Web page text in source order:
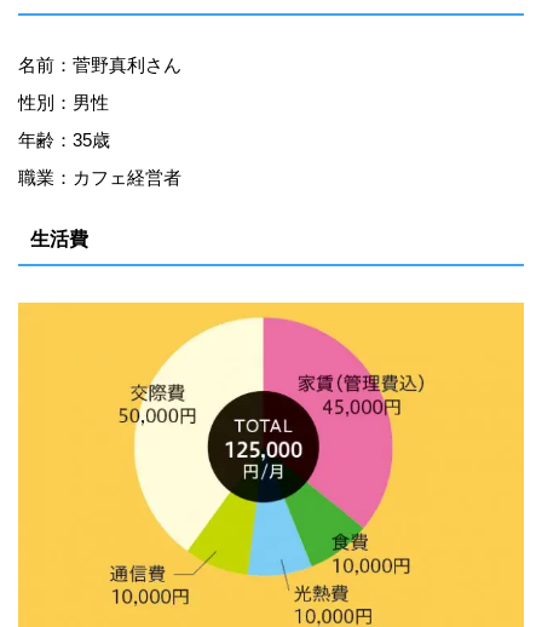
名前：菅野真利さん
性別：男性
年齢：35歳
職業：カフェ経営者
生活費